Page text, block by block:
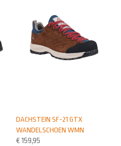
DACHSTEIN SF-21 GTX
WANDELSCHOEN WMN
€ 159,95